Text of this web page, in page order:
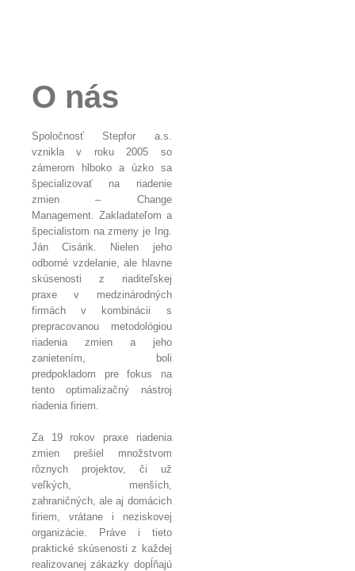
O nás
Spoločnosť Stepfor a.s.
vznikla v roku 2005 so
zámerom hlboko a úzko sa
špecializovať na riadenie
zmien – Change
Management. Zakladateľom a
špecialistom na zmeny je Ing.
Ján Cisárik. Nielen jeho
odborné vzdelanie, ale hlavne
skúsenosti z riaditeľskej
praxe v medzinárodných
firmách v kombinácii s
prepracovanou metodológiou
riadenia zmien a jeho
zanietením, boli
predpokladom pre fokus na
tento optimalizačný nástroj
riadenia firiem.
Za 19 rokov praxe riadenia
zmien prešiel množstvom
rôznych projektov, či už
veľkých, menších,
zahraničných, ale aj domácich
firiem, vrátane i neziskovej
organizácie. Práve i tieto
praktické skúsenosti z každej
realizovanej zákazky dopĺňajú